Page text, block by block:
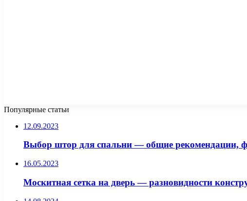
Популярные статьи
12.09.2023
Выбор штор для спальни — общие рекомендации,
16.05.2023
Москитная сетка на дверь — разновидности